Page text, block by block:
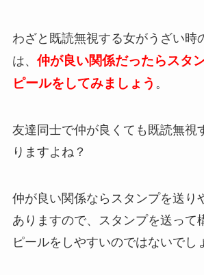
わざと既読無視する女がうざい時
は、 仲が良い関係だったらスタ
ピールをしてみましょう 。
友達同士で仲が良くても既読無視
りますよね？
仲が良い関係ならスタンプを送り
ありますので、スタンプを送って
ピールをしやすいのではないでし